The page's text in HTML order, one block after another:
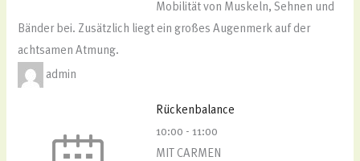
Mobilität von Muskeln, Sehnen und
Bänder bei. Zusätzlich liegt ein großes Augenmerk auf der
achtsamen Atmung.
admin
Rückenbalance
10:00 -11:00
MIT CARMEN